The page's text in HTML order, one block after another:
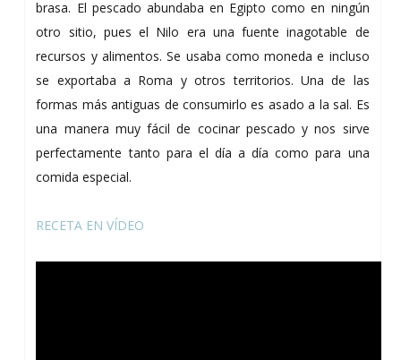
brasa. El pescado abundaba en Egipto como en ningún
otro sitio, pues el Nilo era una fuente inagotable de
recursos y alimentos. Se usaba como moneda e incluso
se exportaba a Roma y otros territorios. Una de las
formas más antiguas de consumirlo es asado a la sal. Es
una manera muy fácil de cocinar pescado y nos sirve
perfectamente tanto para el día a día como para una
comida especial.
RECETA EN VÍDEO